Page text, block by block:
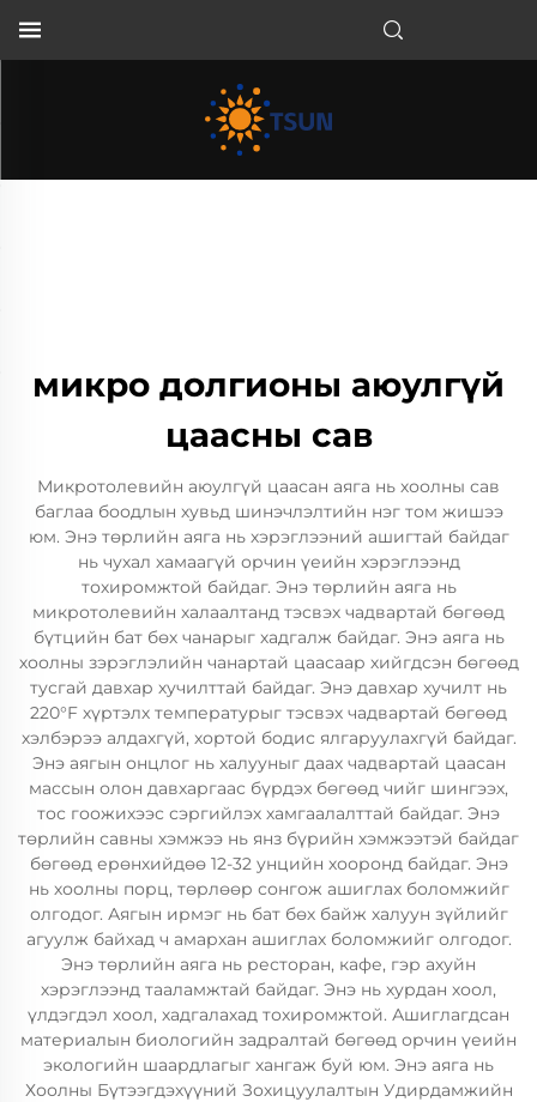
микро долгионы аюулгүй
цаасны сав
Микротолевийн аюулгүй цаасан аяга нь хоолны сав
баглаа боодлын хувьд шинэчлэлтийн нэг том жишээ
юм. Энэ төрлийн аяга нь хэрэглээний ашигтай байдаг
нь чухал хамаагүй орчин үеийн хэрэглээнд
тохиромжтой байдаг. Энэ төрлийн аяга нь
микротолевийн халаалтанд тэсвэх чадвартай бөгөөд
бүтцийн бат бөх чанарыг хадгалж байдаг. Энэ аяга нь
хоолны зэрэглэлийн чанартай цаасаар хийгдсэн бөгөөд
тусгай давхар хучилттай байдаг. Энэ давхар хучилт нь
220°F хүртэлх температурыг тэсвэх чадвартай бөгөөд
хэлбэрээ алдахгүй, хортой бодис ялгаруулахгүй байдаг.
Энэ аягын онцлог нь халууныг даах чадвартай цаасан
массын олон давхаргаас бүрдэх бөгөөд чийг шингээх,
тос гоожихээс сэргийлэх хамгаалалттай байдаг. Энэ
төрлийн савны хэмжээ нь янз бүрийн хэмжээтэй байдаг
бөгөөд ерөнхийдөө 12-32 унцийн хооронд байдаг. Энэ
нь хоолны порц, төрлөөр сонгож ашиглах боломжийг
олгодог. Аягын ирмэг нь бат бөх байж халуун зүйлийг
агуулж байхад ч амархан ашиглах боломжийг олгодог.
Энэ төрлийн аяга нь ресторан, кафе, гэр ахуйн
хэрэглээнд тааламжтай байдаг. Энэ нь хурдан хоол,
үлдэгдэл хоол, хадгалахад тохиромжтой. Ашиглагдсан
материалын биологийн задралтай бөгөөд орчин үеийн
экологийн шаардлагыг хангаж буй юм. Энэ аяга нь
Хоолны Бүтээгдэхүүний Зохицуулалтын Удирдамжийн